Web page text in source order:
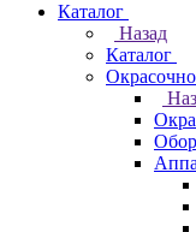
Каталог
Назад
Каталог